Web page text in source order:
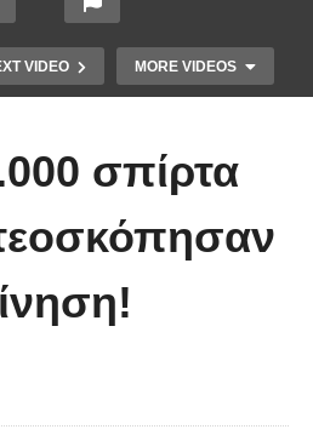
VIDEO MORE VIDEOS
σπίρτα